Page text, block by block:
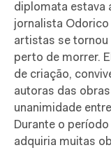
diplomata estava
jornalista Odorico
artistas se
perto de morrer.
de criação,
autoras das
unanimidade
Durante o
adquiria muitas